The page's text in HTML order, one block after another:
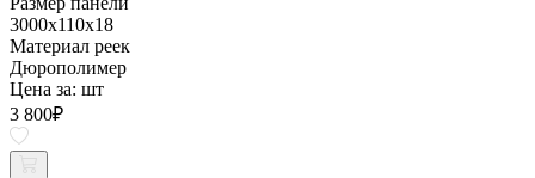
3000x110x18
Материал реек
Дюрополимер
Цена за: шт
3 800₽